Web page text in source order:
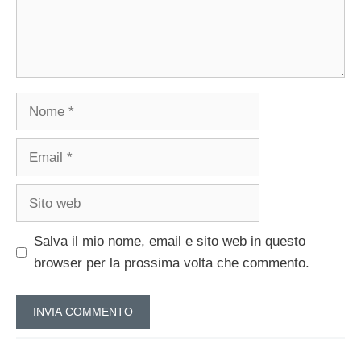
Nome
Email
Sito
Salva il mio nome, email e sito web in questo
browser per la prossima volta che commento.